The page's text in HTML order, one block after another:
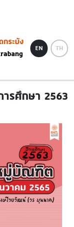
EN TH
รศึกษา 2563